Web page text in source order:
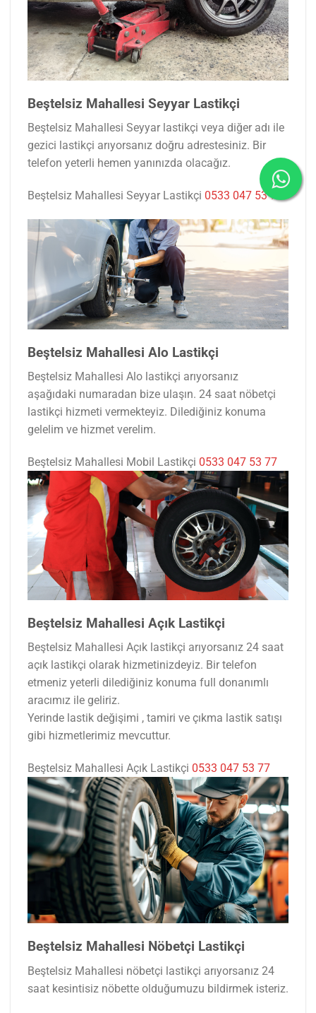
Beştelsiz Mahallesi Seyyar Lastikçi
Beştelsiz Mahallesi Seyyar lastikçi veya diğer adı ile
gezici lastikçi arıyorsanız doğru adrestesiniz. Bir
telefon yeterli hemen yanınızda olacağız.
Beştelsiz Mahallesi Seyyar Lastikçi 0533 047 53 77
Beştelsiz Mahallesi Alo Lastikçi
Beştelsiz Mahallesi Alo lastikçi arıyorsanız
aşağıdaki numaradan bize ulaşın. 24 saat nöbetçi
lastikçi hizmeti vermekteyiz. Dilediğiniz konuma
gelelim ve hizmet verelim.
Beştelsiz Mahallesi Mobil Lastikçi 0533 047 53 77
Beştelsiz Mahallesi Açık Lastikçi
Beştelsiz Mahallesi Açık lastikçi arıyorsanız 24 saat
açık lastikçi olarak hizmetinizdeyiz. Bir telefon
etmeniz yeterli dilediğiniz konuma full donanımlı
aracımız ile geliriz.
Yerinde lastik değişimi , tamiri ve çıkma lastik satışı
gibi hizmetlerimiz mevcuttur.
Beştelsiz Mahallesi Açık Lastikçi 0533 047 53 77
Beştelsiz Mahallesi Nöbetçi Lastikçi
Beştelsiz Mahallesi nöbetçi lastikçi arıyorsanız 24
saat kesintisiz nöbette olduğumuzu bildirmek isteriz.